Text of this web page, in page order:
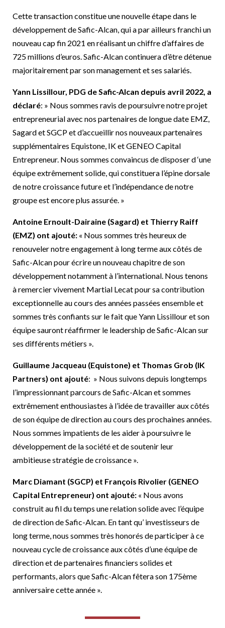
Cette transaction constitue une nouvelle étape dans le
développement de Safic-Alcan, qui a par ailleurs franchi un
nouveau cap fin 2021 en réalisant un chiffre d’affaires de
725 millions d’euros. Safic-Alcan continuera d’être détenue
majoritairement par son management et ses salariés.
Yann Lissillour, PDG de Safic-Alcan depuis avril 2022, a
déclaré: » Nous sommes ravis de poursuivre notre projet
entrepreneurial avec nos partenaires de longue date EMZ,
Sagard et SGCP et d’accueillir nos nouveaux partenaires
supplémentaires Equistone, IK et GENEO Capital
Entrepreneur. Nous sommes convaincus de disposer d ‘une
équipe extrêmement solide, qui constituera l’épine dorsale
de notre croissance future et l’indépendance de notre
groupe est encore plus assurée. »
Antoine Ernoult-Dairaine (Sagard) et Thierry Raiff
(EMZ) ont ajouté: « Nous sommes très heureux de
renouveler notre engagement à long terme aux côtés de
Safic-Alcan pour écrire un nouveau chapitre de son
développement notamment à l’international. Nous tenons
à remercier vivement Martial Lecat pour sa contribution
exceptionnelle au cours des années passées ensemble et
sommes très confiants sur le fait que Yann Lissillour et son
équipe sauront réaffirmer le leadership de Safic-Alcan sur
ses différents métiers ».
Guillaume Jacqueau (Equistone) et Thomas Grob (IK
Partners) ont ajouté: » Nous suivons depuis longtemps
l’impressionnant parcours de Safic-Alcan et sommes
extrêmement enthousiastes à l’idée de travailler aux côtés
de son équipe de direction au cours des prochaines années.
Nous sommes impatients de les aider à poursuivre le
développement de la société et de soutenir leur
ambitieuse stratégie de croissance ».
Marc Diamant (SGCP) et François Rivolier (GENEO
Capital Entrepreneur) ont ajouté:« Nous avons
construit au fil du temps une relation solide avec l’équipe
de direction de Safic-Alcan. En tant qu’ investisseurs de
long terme, nous sommes très honorés de participer à ce
nouveau cycle de croissance aux côtés d’une équipe de
direction et de partenaires financiers solides et
performants, alors que Safic-Alcan fêtera son 175ème
anniversaire cette année ».